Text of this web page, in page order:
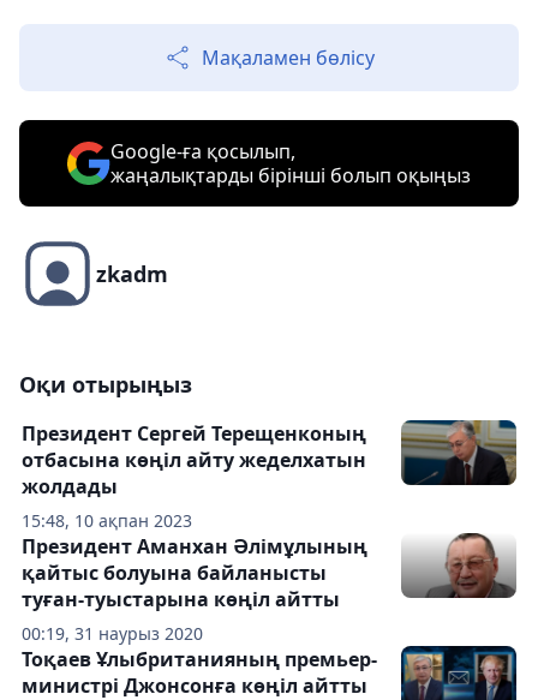
Мақаламен бөлісу
Google-ға қосылып,
жаңалықтарды бірінші болып оқыңыз
zkadm
Оқи отырыңыз
15:48, 10 ақпан 2023
Президент Сергей Терещенконың
отбасына көңіл айту жеделхатын
жолдады
00:19, 31 наурыз 2020
Президент Аманхан Әлімұлының
қайтыс болуына байланысты
туған-туыстарына көңіл айтты
Тоқаев Ұлыбританияның премьер-
министрі Джонсонға көңіл айтты